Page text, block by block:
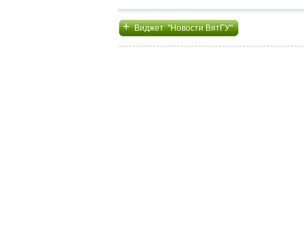
+Виджет "Новости ВятГУ"